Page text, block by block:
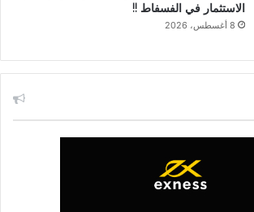
الاستثمار في الفسفاط !!
8 أغسطس، 2026